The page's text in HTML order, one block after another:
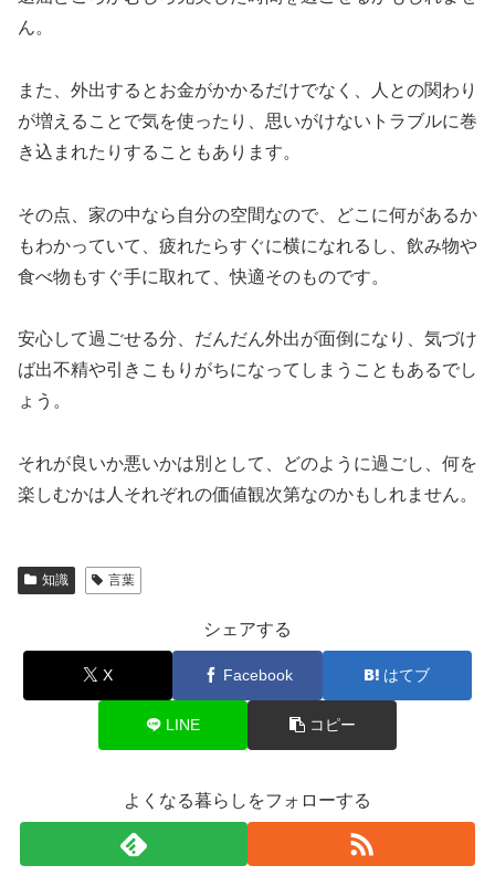
ん。
また、外出するとお金がかかるだけでなく、人との関わり
が増えることで気を使ったり、思いがけないトラブルに巻
き込まれたりすることもあります。
その点、家の中なら自分の空間なので、どこに何があるか
もわかっていて、疲れたらすぐに横になれるし、飲み物や
食べ物もすぐ手に取れて、快適そのものです。
安心して過ごせる分、だんだん外出が面倒になり、気づけ
ば出不精や引きこもりがちになってしまうこともあるでし
ょう。
それが良いか悪いかは別として、どのように過ごし、何を
楽しむかは人それぞれの価値観次第なのかもしれません。
知識 言葉
シェアする
X Facebook はてブ
LINE コピー
よくなる暮らしをフォローする